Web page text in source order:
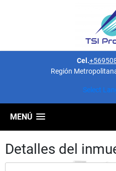
Cel.
Región
Select
MENÚ
Detalles del